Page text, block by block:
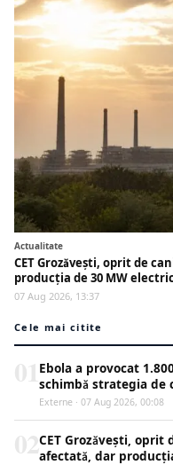
Actualitate
CET Grozăvești, oprit de
producția de 30 MW
07 Aug 2026, 13:37
Cele mai citite
Ebola a provocat
schimbă strategia de
Externe · 07 Aug 2026, 00:08
CET Grozăvești, oprit
afectată, dar